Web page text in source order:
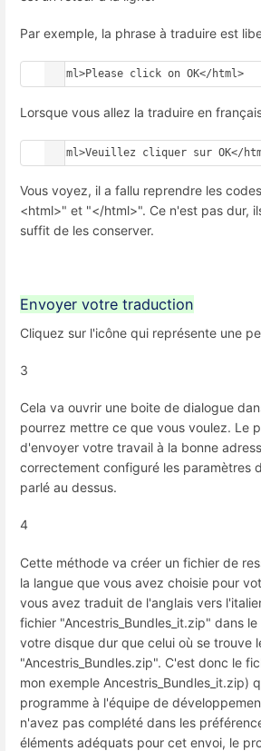
Par exemple, la phrase à traduire est
<html>Please click on OK</html>
Lorsque vous allez la traduire en
<html>Veuillez cliquer sur OK</
Vous voyez, il a fallu reprendre les
<html>" et "</html>". Ce n'est pas dur,
suffit de les conserver.
Envoyer votre traduction
Cliquez sur l'icône qui représente une
3
Cela va ouvrir une boite de dialogue
pourrez mettre ce que vous voulez. Le
d'envoyer votre travail à la bonne
correctement configuré les paramètres
parlé au dessus.
4
Cette méthode va créer un fichier de
la langue que vous avez choisie pour
vous avez traduit de l'anglais vers
fichier "Ancestris_Bundles_it.zip" dans
votre disque dur que celui où se trouve
"Ancestris_Bundles.zip". C'est donc le
mon exemple Ancestris_Bundles_it.zip)
programme à l'équipe de
n'avez pas complété dans les
éléments adéquats pour cet envoi, le